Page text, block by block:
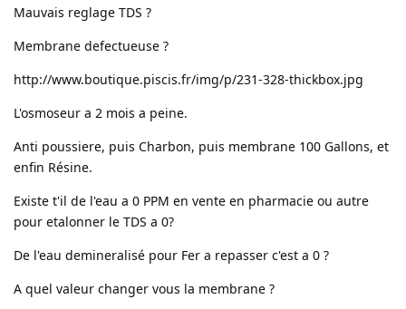
Mauvais reglage TDS ?
Membrane defectueuse ?
http://www.boutique.piscis.fr/img/p/231-328-thickbox.jpg
L'osmoseur a 2 mois a peine.
Anti poussiere, puis Charbon, puis membrane 100 Gallons, et
enfin Résine.
Existe t'il de l'eau a 0 PPM en vente en pharmacie ou autre
pour etalonner le TDS a 0?
De l'eau demineralisé pour Fer a repasser c'est a 0 ?
A quel valeur changer vous la membrane ?